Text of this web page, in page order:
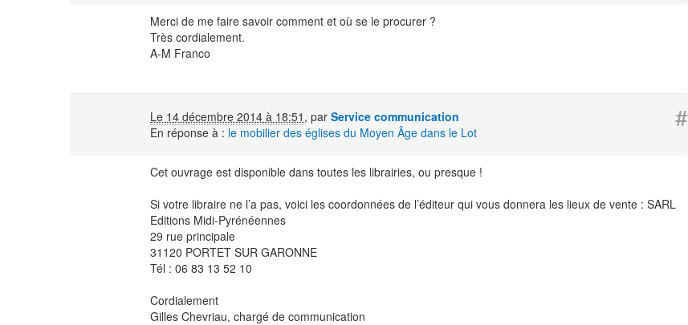
Merci de me faire savoir comment et où se le procurer ?
Très cordialement.
A-M Franco
#
Le 14 décembre 2014 à 18:51 , par Service communication
En réponse à : le mobilier des églises du Moyen Âge dans le Lot
Cet ouvrage est disponible dans toutes les librairies, ou presque !
Si votre libraire ne l’a pas, voici les coordonnées de l’éditeur qui vous donnera les lieux de vente : SARL
Editions Midi-Pyrénéennes
29 rue principale
31120 PORTET SUR GARONNE
Tél : 06 83 13 52 10
Cordialement
Gilles Chevriau, chargé de communication